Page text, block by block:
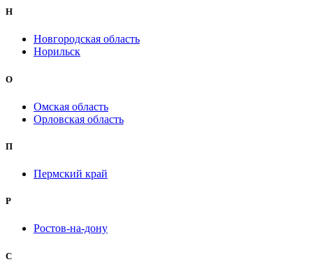
Н
Новгородская область
Норильск
О
Омская область
Орловская область
П
Пермский край
Р
Ростов-на-дону
С